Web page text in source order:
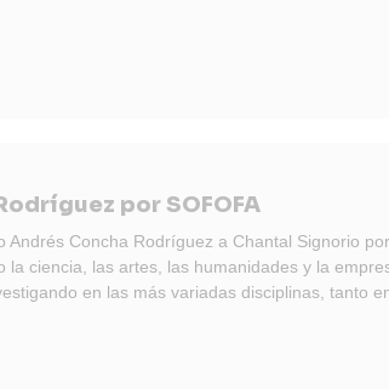
por SOFOFA
Andrés Concha Rodríguez a Chantal Signorio
la ciencia, las artes, las humanidades y la
en las más variadas disciplinas, tanto